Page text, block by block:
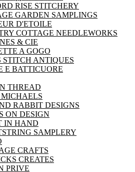
RISE STITCHERY
GARDEN SAMPLINGS
D'ETOILE
COTTAGE NEEDLEWORKS
& CIE
A GOGO
STITCH ANTIQUES
E BATTICUORE
THREAD
RABBIT DESIGNS
ON DESIGN
IN HAND
SAMPLERY
CRAFTS
CREATES
PRIVE